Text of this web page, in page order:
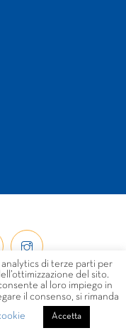
di terze parti per
del sito.
al loro impiego in
il consenso, si rimanda
Accetta